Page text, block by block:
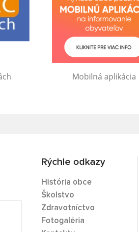
Mobilná aplikácia
Rýchle odkazy
História obce
Školstvo
Zdravotníctvo
Fotogaléria